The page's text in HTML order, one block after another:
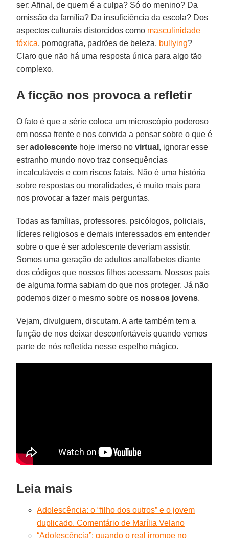
ser: Afinal, de quem é a culpa? Só do menino? Da
omissão da família? Da insuficiência da escola? Dos
aspectos culturais distorcidos como masculinidade
tóxica, pornografia, padrões de beleza, bullying?
Claro que não há uma resposta única para algo tão
complexo.
A ficção nos provoca a refletir
O fato é que a série coloca um microscópio poderoso
em nossa frente e nos convida a pensar sobre o que é
seradolescente hoje imerso novirtual , ignorar esse
estranho mundo novo traz consequências
incalculáveis e com riscos fatais. Não é uma história
sobre respostas ou moralidades, é muito mais para
nos provocar a fazer mais perguntas.
Todas as famílias, professores, psicólogos, policiais,
líderes religiosos e demais interessados em entender
sobre o que é ser adolescente deveriam assistir.
Somos uma geração de adultos analfabetos diante
dos códigos que nossos filhos acessam. Nossos pais
de alguma forma sabiam do que nos proteger. Já não
podemos dizer o mesmo sobre os nossos jovens.
Vejam, divulguem, discutam. A arte também tem a
função de nos deixar desconfortáveis quando vemos
parte de nós refletida nesse espelho mágico.
Leia mais
Adolescência: o “filho dos outros” e o jovem
duplicado. Comentário de Marília Velano
“Adolescência”: quando o real irrompe no